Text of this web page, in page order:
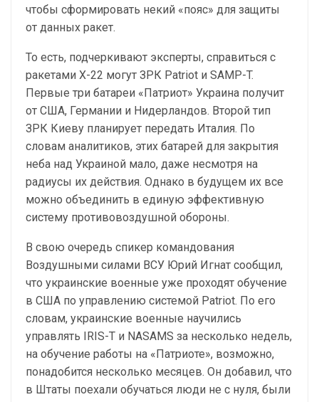
чтобы сформировать некий «пояс» для защиты
от данных ракет.
То есть, подчеркивают эксперты, справиться с
ракетами Х-22 могут ЗРК Patriot и SAMP-T.
Первые три батареи «Патриот» Украина получит
от США, Германии и Нидерландов. Второй тип
ЗРК Киеву планирует передать Италия. По
словам аналитиков, этих батарей для закрытия
неба над Украиной мало, даже несмотря на
радиусы их действия. Однако в будущем их все
можно объединить в единую эффективную
систему противовоздушной обороны.
В свою очередь спикер командования
Воздушными силами ВСУ Юрий Игнат сообщил,
что украинские военные уже проходят обучение
в США по управлению системой Patriot. По его
словам, украинские военные научились
управлять IRIS-T и NASAMS за несколько недель,
на обучение работы на «Патриоте», возможно,
понадобится несколько месяцев. Он добавил, что
в Штаты поехали обучаться люди не с нуля, были